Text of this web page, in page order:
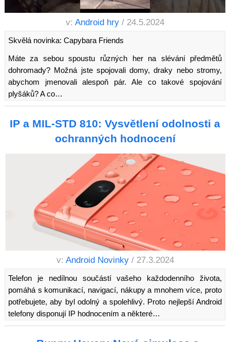
v: Android hry / 24.5.2024
Skvělá novinka: Capybara Friends
Máte za sebou spoustu různých her na slévání předmětů
dohromady? Možná jste spojovali domy, draky nebo stromy,
abychom jmenovali alespoň pár. Ale co takové spojování
plyšáků? A co…
IP a MIL-STD 810: Vysvětlení odolnosti a
ochranných hodnocení
v: Android Novinky / 27.3.2024
Telefon je nedílnou součástí vašeho každodenního života,
pomáhá s komunikací, navigací, nákupy a mnohem více, proto
potřebujete, aby byl odolný a spolehlivý. Proto nejlepší Android
telefony disponují IP hodnocením a některé…